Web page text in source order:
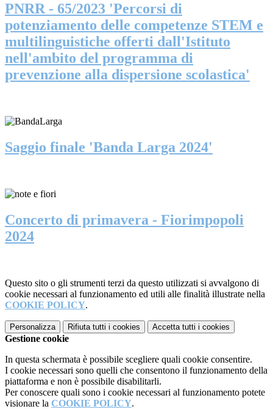
PNRR - 65/2023 'Percorsi di
potenziamento delle competenze STEM e
multilinguistiche offerti dall'Istituto
nell'ambito del programma di
prevenzione alla dispersione scolastica'
Saggio finale 'Banda Larga 2024'
Concerto di primavera - Fiorimpopoli
2024
Questo sito o gli strumenti terzi da questo utilizzati si avvalgono di
cookie necessari al funzionamento ed utili alle finalità illustrate nella
COOKIE POLICY.
Personalizza Rifiuta tutti i cookies Accetta tutti i cookies
Gestione cookie
In questa schermata è possibile scegliere quali cookie consentire.
I cookie necessari sono quelli che consentono il funzionamento della
piattaforma e non è possibile disabilitarli.
Per conoscere quali sono i cookie necessari al funzionamento potete
visionare la COOKIE POLICY.